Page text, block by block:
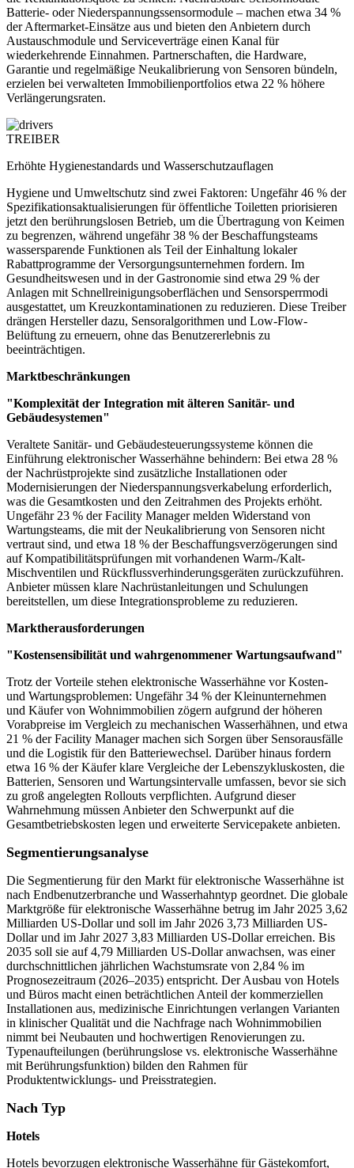
Batterie- oder Niederspannungssensormodule – machen etwa 34 %
der Aftermarket-Einsätze aus und bieten den Anbietern durch
Austauschmodule und Serviceverträge einen Kanal für
wiederkehrende Einnahmen. Partnerschaften, die Hardware,
Garantie und regelmäßige Neukalibrierung von Sensoren bündeln,
erzielen bei verwalteten Immobilienportfolios etwa 22 % höhere
Verlängerungsraten.
TREIBER
Erhöhte Hygienestandards und Wasserschutzauflagen
Hygiene und Umweltschutz sind zwei Faktoren: Ungefähr 46 % der
Spezifikationsaktualisierungen für öffentliche Toiletten priorisieren
jetzt den berührungslosen Betrieb, um die Übertragung von Keimen
zu begrenzen, während ungefähr 38 % der Beschaffungsteams
wassersparende Funktionen als Teil der Einhaltung lokaler
Rabattprogramme der Versorgungsunternehmen fordern. Im
Gesundheitswesen und in der Gastronomie sind etwa 29 % der
Anlagen mit Schnellreinigungsoberflächen und Sensorsperrmodi
ausgestattet, um Kreuzkontaminationen zu reduzieren. Diese Treiber
drängen Hersteller dazu, Sensoralgorithmen und Low-Flow-
Belüftung zu erneuern, ohne das Benutzererlebnis zu
beeinträchtigen.
Marktbeschränkungen
"Komplexität der Integration mit älteren Sanitär- und
Gebäudesystemen"
Veraltete Sanitär- und Gebäudesteuerungssysteme können die
Einführung elektronischer Wasserhähne behindern: Bei etwa 28 %
der Nachrüstprojekte sind zusätzliche Installationen oder
Modernisierungen der Niederspannungsverkabelung erforderlich,
was die Gesamtkosten und den Zeitrahmen des Projekts erhöht.
Ungefähr 23 % der Facility Manager melden Widerstand von
Wartungsteams, die mit der Neukalibrierung von Sensoren nicht
vertraut sind, und etwa 18 % der Beschaffungsverzögerungen sind
auf Kompatibilitätsprüfungen mit vorhandenen Warm-/Kalt-
Mischventilen und Rückflussverhinderungsgeräten zurückzuführen.
Anbieter müssen klare Nachrüstanleitungen und Schulungen
bereitstellen, um diese Integrationsprobleme zu reduzieren.
Marktherausforderungen
"Kostensensibilität und wahrgenommener Wartungsaufwand"
Trotz der Vorteile stehen elektronische Wasserhähne vor Kosten-
und Wartungsproblemen: Ungefähr 34 % der Kleinunternehmen
und Käufer von Wohnimmobilien zögern aufgrund der höheren
Vorabpreise im Vergleich zu mechanischen Wasserhähnen, und etwa
21 % der Facility Manager machen sich Sorgen über Sensorausfälle
und die Logistik für den Batteriewechsel. Darüber hinaus fordern
etwa 16 % der Käufer klare Vergleiche der Lebenszykluskosten, die
Batterien, Sensoren und Wartungsintervalle umfassen, bevor sie sich
zu groß angelegten Rollouts verpflichten. Aufgrund dieser
Wahrnehmung müssen Anbieter den Schwerpunkt auf die
Gesamtbetriebskosten legen und erweiterte Servicepakete anbieten.
Segmentierungsanalyse
Die Segmentierung für den Markt für elektronische Wasserhähne ist
nach Endbenutzerbranche und Wasserhahntyp geordnet. Die globale
Marktgröße für elektronische Wasserhähne betrug im Jahr 2025 3,62
Milliarden US-Dollar und soll im Jahr 2026 3,73 Milliarden US-
Dollar und im Jahr 2027 3,83 Milliarden US-Dollar erreichen. Bis
2035 soll sie auf 4,79 Milliarden US-Dollar anwachsen, was einer
durchschnittlichen jährlichen Wachstumsrate von 2,84 % im
Prognosezeitraum (2026–2035) entspricht. Der Ausbau von Hotels
und Büros macht einen beträchtlichen Anteil der kommerziellen
Installationen aus, medizinische Einrichtungen verlangen Varianten
in klinischer Qualität und die Nachfrage nach Wohnimmobilien
nimmt bei Neubauten und hochwertigen Renovierungen zu.
Typenaufteilungen (berührungslose vs. elektronische Wasserhähne
mit Berührungsfunktion) bilden den Rahmen für
Produktentwicklungs- und Preisstrategien.
Nach Typ
Hotels
Hotels bevorzugen elektronische Wasserhähne für Gästekomfort,